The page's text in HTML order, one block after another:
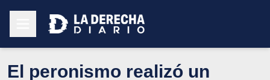
El peronismo realizó un